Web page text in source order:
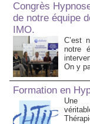
Congrès
de notre équipe
IMO.
C’est
notre
On y
Formation en
Une